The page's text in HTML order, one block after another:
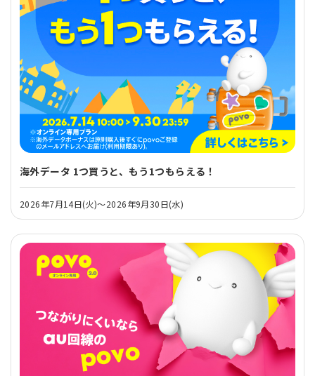
海外データ 1つ買うと、もう1つもらえる！
2026年7月14日(火)～2026年9月30日(水)